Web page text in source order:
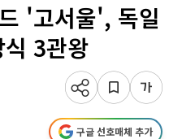
'고서울', 독일
식 3관왕
구글 선호매체 추가